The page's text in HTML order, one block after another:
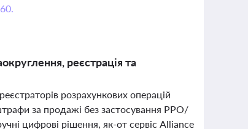
реєстрація та
розрахункових операцій
за продажі без застосування РРО/
цифрові рішення, як-от сервіс Alliance